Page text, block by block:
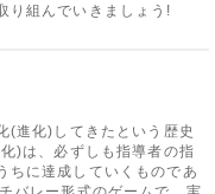
り組んでいきましょう!
(進化)してきたという歴史
)は、必ずしも指導者の指
ちに達成していくものであ